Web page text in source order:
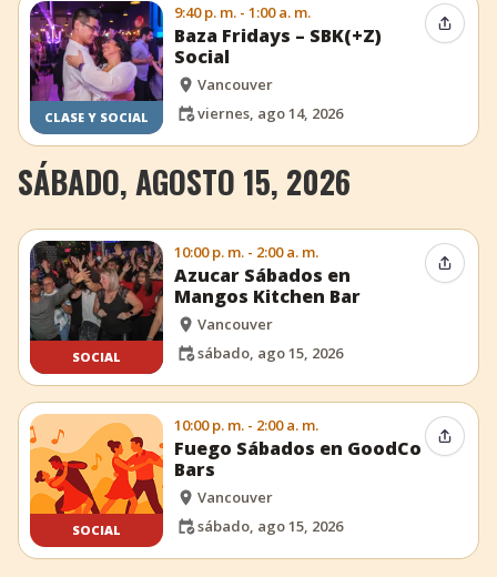
CLASE Y SOCIAL
9:40 p. m. - 1:00 a. m.
Baza Fridays – SBK(+Z)
Social
Vancouver
viernes, ago 14, 2026
SÁBADO, AGOSTO 15, 2026
SOCIAL
10:00 p. m. - 2:00 a. m.
Azucar Sábados en
Mangos Kitchen Bar
Vancouver
sábado, ago 15, 2026
SOCIAL
10:00 p. m. - 2:00 a. m.
Fuego Sábados en GoodCo
Bars
Vancouver
sábado, ago 15, 2026